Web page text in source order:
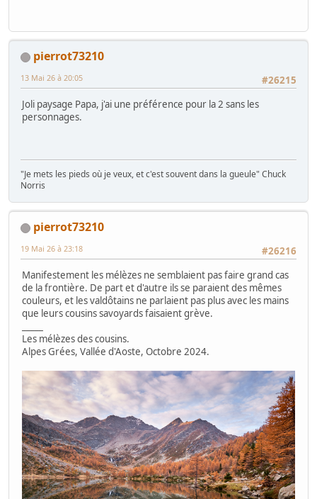
pierrot73210
#26215
13 Mai 26 à 20:05
Joli paysage Papa, j'ai une préférence pour la 2 sans les
personnages.
"Je mets les pieds où je veux, et c'est souvent dans la gueule" Chuck
Norris
pierrot73210
#26216
19 Mai 26 à 23:18
Manifestement les mélèzes ne semblaient pas faire grand cas
de la frontière. De part et d'autre ils se paraient des mêmes
couleurs, et les valdôtains ne parlaient pas plus avec les mains
que leurs cousins savoyards faisaient grève.
Les mélèzes des cousins.
Alpes Grées, Vallée d'Aoste, Octobre 2024.